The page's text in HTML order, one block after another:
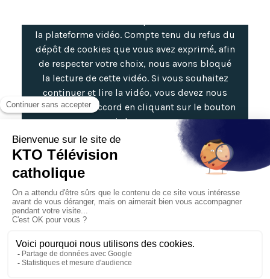
la plateforme vidéo. Compte tenu du refus du
dépôt de cookies que vous avez exprimé, afin
de respecter votre choix, nous avons bloqué
la lecture de cette vidéo. Si vous souhaitez
continuer et lire la vidéo, vous devez nous
donner votre accord en cliquant sur le bouton
ci-dessous.
Accepter et afficher la vidéo
Pour en savoir plus sur cette initiative,
rendez-vous sur
Prière du Pape